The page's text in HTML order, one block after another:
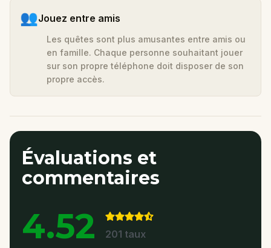
👥Jouez entre amis
Les quêtes sont plus amusantes entre amis ou
en famille. Chaque personne souhaitant jouer
sur son propre téléphone doit disposer de son
propre accès.
Évaluations et
commentaires
4.52 201 taux